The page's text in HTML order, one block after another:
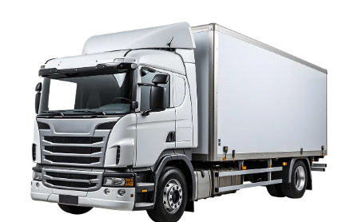
Участникам СВО
Памятники из гранита
Памятники из мрамора